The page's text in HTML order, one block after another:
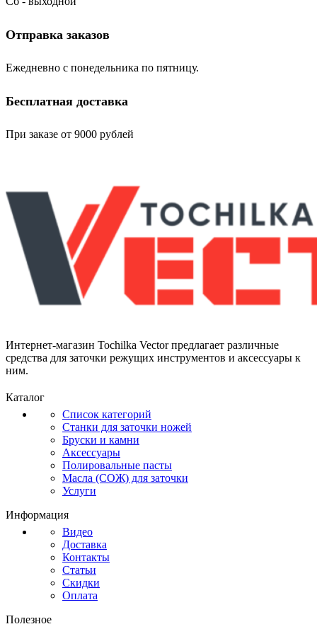
Отправка заказов
Ежедневно с понедельника по пятницу.
Бесплатная доставка
При заказе от 9000 рублей
Интернет-магазин Tochilka Vector предлагает различные
средства для заточки режущих инструментов и аксессуары к
ним.
Каталог
Список категорий
Станки для заточки ножей
Бруски и камни
Аксессуары
Полировальные пасты
Масла (СОЖ) для заточки
Услуги
Информация
Видео
Доставка
Контакты
Статьи
Скидки
Оплата
Полезное